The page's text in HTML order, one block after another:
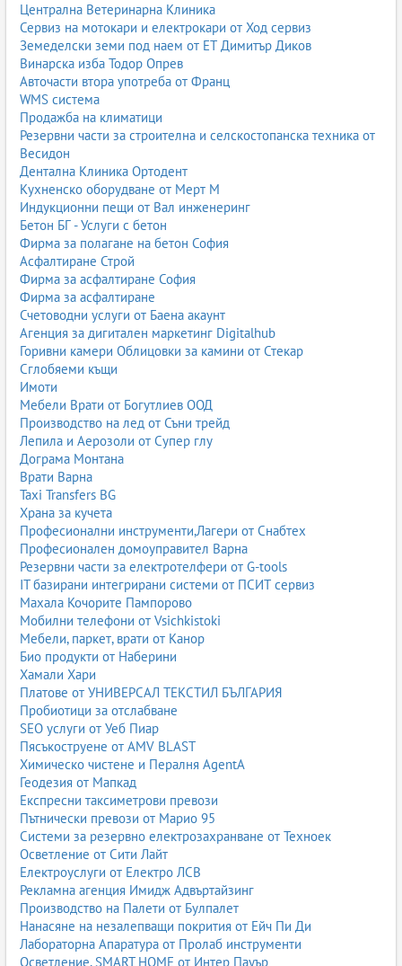
Централна Ветеринарна Клиника
Сервиз на мотокари и електрокари от Ход сервиз
Земеделски земи под наем от ЕТ Димитър Диков
Винарска изба Тодор Опрев
Авточасти втора употреба от Франц
WMS система
Продажба на климатици
Резервни части за строителна и селскостопанска техника от
Весидон
Дентална Клиника Ортодент
Кухненско оборудване от Мерт М
Индукционни пещи от Вал инженеринг
Бетон БГ - Услуги с бетон
Фирма за полагане на бетон София
Асфалтиране Строй
Фирма за асфалтиране София
Фирма за асфалтиране
Счетоводни услуги от Баена акаунт
Агенция за дигитален маркетинг Digitalhub
Горивни камери Облицовки за камини от Стекар
Сглобяеми къщи
Имоти
Мебели Врати от Богутлиев ООД
Производство на лед от Съни трейд
Лепила и Аерозоли от Супер глу
Дограма Монтана
Врати Варна
Taxi Transfers BG
Храна за кучета
Професионални инструменти,Лагери от Снабтех
Професионален домоуправител Варна
Резервни части за електротелфери от G-tools
IT базирани интегрирани системи от ПСИТ сервиз
Махала Кочорите Пампорово
Мобилни телефони от Vsichkistoki
Мебели, паркет, врати от Канор
Био продукти от Наберини
Хамали Хари
Платове от УНИВЕРСАЛ ТЕКСТИЛ БЪЛГАРИЯ
Пробиотици за отслабване
SEO услуги от Уеб Пиар
Пясъкоструене от AMV BLAST
Химическо чистене и Пералня AgentA
Геодезия от Мапкад
Експресни таксиметрови превози
Пътнически превози от Марио 95
Системи за резервно електрозахранване от Техноек
Осветление от Сити Лайт
Електроуслуги от Електро ЛСВ
Рекламна агенция Имидж Адвъртайзинг
Производство на Палети от Булпалет
Нанасяне на незалепващи покрития от Ейч Пи Ди
Лабораторна Апаратура от Пролаб инструменти
Осветление, SMART HOME от Интер Пауър